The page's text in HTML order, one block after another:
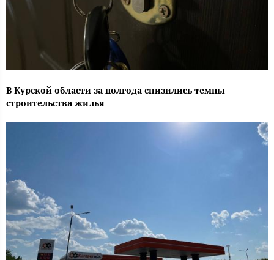
В Курской области за полгода снизились темпы
строительства жилья